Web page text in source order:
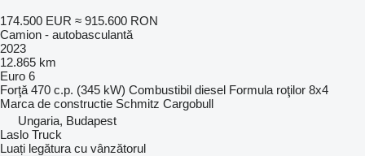
174.500 EUR ≈ 915.600 RON
Camion - autobasculantă
2023
12.865 km
Euro 6
Forţă 470 c.p. (345 kW) Combustibil diesel Formula roţilor 8x4
Marca de constructie Schmitz Cargobull
Ungaria, Budapest
Laslo Truck
Luați legătura cu vânzătorul